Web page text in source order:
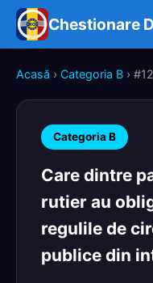
Chestionare
Acasă › Categoria B ›
Categoria B
Care dintre
rutier au
regulile de
publice din